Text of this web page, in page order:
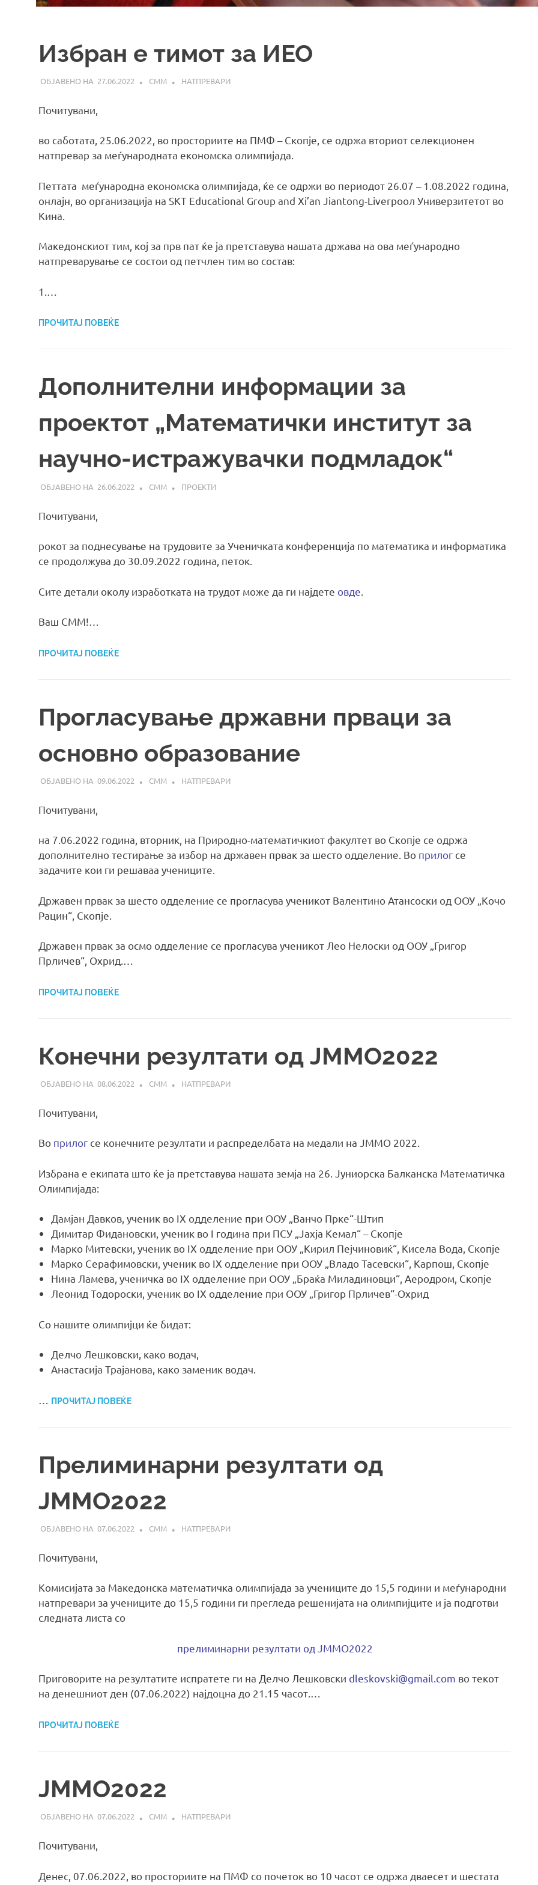
Избран е тимот за ИЕО
27.06.2022 СММ НАТПРЕВАРИ
Почитувани,
во саботата, 25.06.2022, во просториите на ПМФ – Скопје, се одржа вториот селекционен
натпревар за меѓународната економска олимпијада.
Петтата меѓународна економска олимпијада, ќе се одржи во периодот 26.07 – 1.08.2022 година,
онлајн, во организација на SKT Educational Group and Xi’an Jiantong-Liverpooл Универзитетот во
Кина.
Македонскиот тим, кој за прв пат ќе ја претставува нашата држава на ова меѓународно
натпреварување се состои од петчлен тим во состав:
1.…
ПРОЧИТАЈ ПОВЕЌЕ
Дополнителни информации за
проектот „Математички институт за
научно-истражувачки подмладок“
26.06.2022 СММ ПРОЕКТИ
Почитувани,
рокот за поднесување на трудовите за Ученичката конференција по математика и информатика
се продолжува до 30.09.2022 година, петок.
Сите детали околу изработката на трудот може да ги најдете овде
Ваш СММ!…
ПРОЧИТАЈ ПОВЕЌЕ
Прогласување државни прваци за
основно образование
09.06.2022 СММ НАТПРЕВАРИ
Почитувани,
на 7.06.2022 година, вторник, на Природно-математичкиот факултет во Скопје се одржа
дополнително тестирање за избор на државен првак за шесто одделение. Во прилог се
задачите кои ги решаваа учениците.
Државен првак за шесто одделение се прогласува ученикот Валентино Атансоски од ООУ „Кочо
Рацин“, Скопје.
Државен првак за осмо одделение се прогласува ученикот Лео Нелоски од ООУ „Григор
Прличев“, Охрид.…
ПРОЧИТАЈ ПОВЕЌЕ
Конечни резултати од ЈММО2022
08.06.2022 СММ НАТПРЕВАРИ
Почитувани,
Во прилог се конечните резултати и распределбата на медали на ЈММО 2022.
Избрана e екипата што ќе ја претставува нашата земја на 26. Јуниорска Балканска Математичка
Олимпијада:
Дамјан Давков, ученик во IX одделение при ООУ „Ванчо Прке“-Штип
Димитар Фидановски, ученик во I година при ПСУ „Јахја Кемал“ – Скопје
Марко Митевски, ученик во IX одделение при ООУ „Кирил Пејчиновиќ“, Кисела Вода, Скопје
Марко Серафимовски, ученик во IX одделение при ООУ „Владо Тасевски“, Карпош, Скопје
Нина Ламева, ученичка во IX одделение при ООУ „Браќа Миладиновци“, Аеродром, Скопје
Леонид Тодороски, ученик во IX одделение при ООУ „Григор Прличев“-Охрид
Со нашите олимпијци ќе бидат:
Делчо Лешковски, како водач,
Анастасија Трајанова, како заменик водач.
ПРОЧИТАЈ ПОВЕЌЕ
Прелиминарни резултати од
ЈММО2022
07.06.2022 СММ НАТПРЕВАРИ
Почитувани,
Комисијата за Македонска математичка олимпијада за учениците до 15,5 години и меѓународни
натпревари за учениците до 15,5 години ги прегледа решенијата на олимпијците и ја подготви
следната листа со
прелиминарни резултати од ЈММО2022
Приговорите на резултатите испратете ги на Делчо Лешковски dleskovski@gmail.com во текот
на денешниот ден (07.06.2022) најдоцна до 21.15 часот.…
ПРОЧИТАЈ ПОВЕЌЕ
ЈММО2022
07.06.2022 СММ НАТПРЕВАРИ
Почитувани,
Денес, 07.06.2022, во просториите на ПМФ со почеток во 10 часот се одржа дваесет и шестата